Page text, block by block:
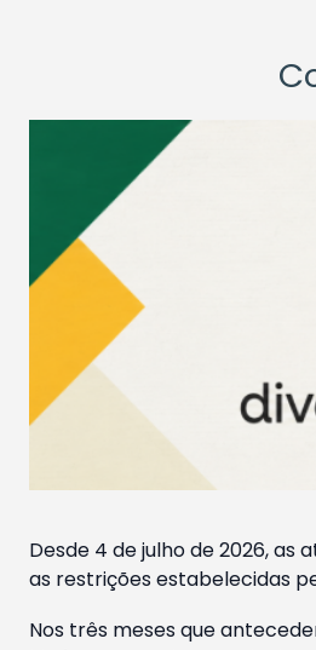
Desde 4 de julho de 2026, as
as restrições estabelecidas
Nos três meses que